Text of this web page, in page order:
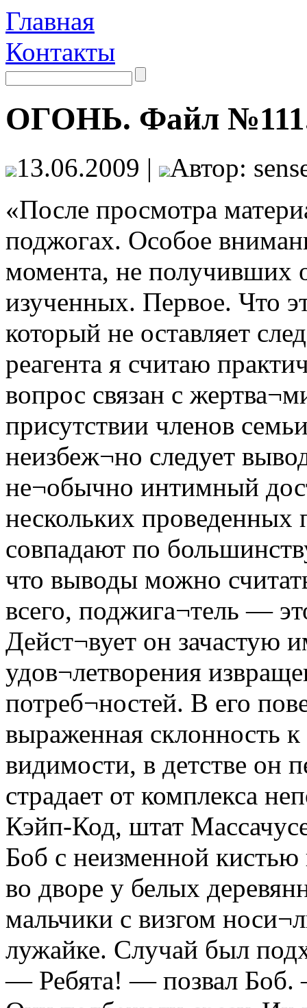
Главная
Контакты
ОГОНЬ. Файл
13.06.2009 |
Автор:
«После просмотра
поджогах. Особое
момента, не получивших
изученных. Первое. Что
который не оставляет
реагента я считаю
вопрос связан с
присутствии членов
неизбеж¬но следует
не¬обычно интимный
нескольких проведенных
совпадают по
что выводы можно
всего, поджига¬тель —
Дейст¬вует он зачастую
удов¬летворения
потреб¬ностей. В его
выраженная склонность
видимости, в детстве он
страдает от комплекса
Кэйп-Код, штат
Боб с неизменной
во дворе у белых
мальчики с визгом
лужайке. Случай был
— Ребята! — позвал Боб.